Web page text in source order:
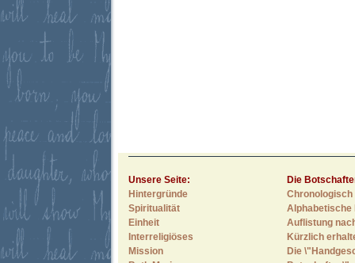
Unsere Seite:
Hintergründe
Spiritualität
Einheit
Interreligiöses
Mission
Die
Alphabetische
Auflistung
Kürzlich
Die